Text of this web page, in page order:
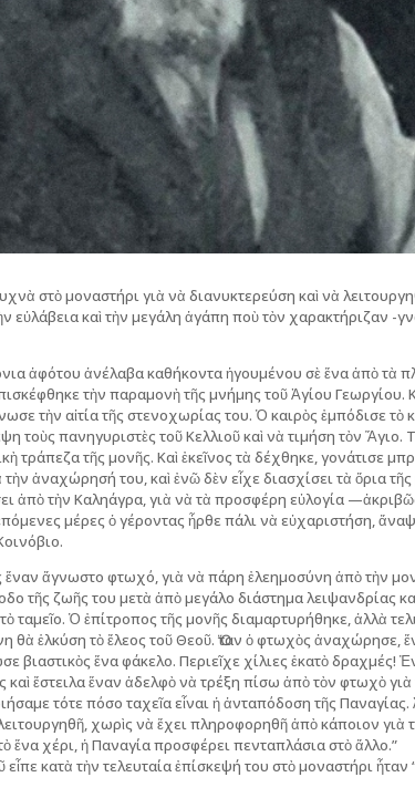
στὸ μοναστήρι γιὰ νὰ διανυκτερεύση καὶ νὰ
εὐλάβεια καὶ τὴν μεγάλη ἀγάπη ποὺ τὸν χαρακτήριζαν -
ἀφότου ἀνέλαβα καθήκοντα ἡγουμένου σὲ ἕνα ἀπὸ
τὴν παραμονὴ τῆς μνήμης τοῦ Ἁγίου Γεωργίου.
τὴν αἰτία τῆς στενοχωρίας του. Ὁ καιρὸς ἐμπόδισε
τοὺς πανηγυριστὲς τοῦ Κελλιοῦ καὶ νὰ τιμήση τὸν
τράπεζα τῆς μονῆς. Καὶ ἐκεῖνος τὰ δέχθηκε, γονάτισε
ἀναχώρησή του, καὶ ἐνῶ δὲν εἶχε διασχίσει τὰ ὅρια
ἀπὸ τὴν Καληάγρα, γιὰ νὰ τὰ προσφέρη εὐλογία
μέρες ὁ γέροντας ἦρθε πάλι νὰ εὐχαριστήση,
ἕναν ἄγνωστο φτωχό, γιὰ νὰ πάρη ἐλεημοσύνη ἀπὸ τὴν
τῆς ζωῆς του μετὰ ἀπὸ μεγάλο διάστημα λειψανδρίας
ταμεῖο. Ὁ ἐπίτροπος τῆς μονῆς διαμαρτυρήθηκε, ἀλλὰ
θὰ ἑλκύση τὸ ἔλεος τοῦ Θεοῦ. Ὅταν ὁ φτωχὸς ἀναχώρησε,
βιαστικὸς ἕνα φάκελο. Περιεῖχε χίλιες ἑκατὸ
καὶ ἔστειλα ἕναν ἀδελφὸ νὰ τρέξη πίσω ἀπὸ τὸν φτωχὸ
τότε πόσο ταχεῖα εἶναι ἡ ἀνταπόδοση τῆς Παναγίας.
χωρὶς νὰ ἔχει πληροφορηθῆ ἀπὸ κάποιον γιὰ
ἕνα χέρι, ἡ Παναγία προσφέρει πενταπλάσια στὸ ἄλλο.”
κατὰ τὴν τελευταία ἐπίσκεψή του στὸ μοναστήρι